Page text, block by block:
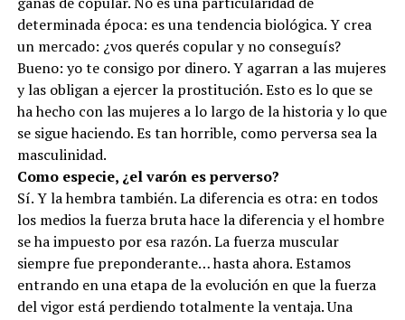
determinada época: es una tendencia biológica. Y crea
un mercado: ¿vos querés copular y no conseguís?
Bueno: yo te consigo por dinero. Y agarran a las mujeres
y las obligan a ejercer la prostitución. Esto es lo que se
ha hecho con las mujeres a lo largo de la historia y lo que
se sigue haciendo. Es tan horrible, como perversa sea la
masculinidad.
Como especie, ¿el varón es perverso?
Sí. Y la hembra también. La diferencia es otra: en todos
los medios la fuerza bruta hace la diferencia y el hombre
se ha impuesto por esa razón. La fuerza muscular
siempre fue preponderante… hasta ahora. Estamos
entrando en una etapa de la evolución en que la fuerza
del vigor está perdiendo totalmente la ventaja. Una